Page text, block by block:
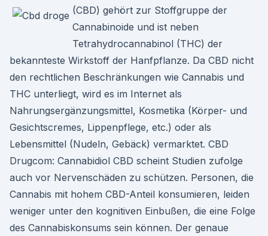
(CBD) gehört zur Stoffgruppe der
Cannabinoide und ist neben
Tetrahydrocannabinol (THC) der
bekannteste Wirkstoff der Hanfpflanze. Da CBD nicht
den rechtlichen Beschränkungen wie Cannabis und
THC unterliegt, wird es im Internet als
Nahrungsergänzungsmittel, Kosmetika (Körper- und
Gesichtscremes, Lippenpflege, etc.) oder als
Lebensmittel (Nudeln, Gebäck) vermarktet. CBD
Drugcom: Cannabidiol CBD scheint Studien zufolge
auch vor Nervenschäden zu schützen. Personen, die
Cannabis mit hohem CBD-Anteil konsumieren, leiden
weniger unter den kognitiven Einbußen, die eine Folge
des Cannabiskonsums sein können. Der genaue